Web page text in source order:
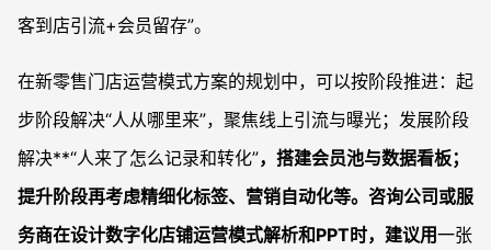
客到店引流+会员留存”。
在新零售门店运营模式方案的规划中，可以按阶段推进：起
步阶段解决“人从哪里来”，聚焦线上引流与曝光；发展阶段
解决**“人来了怎么记录和转化”，搭建会员池与数据看板；
提升阶段再考虑精细化标签、营销自动化等。咨询公司或服
务商在设计数字化店铺运营模式解析和PPT时，建议用一张